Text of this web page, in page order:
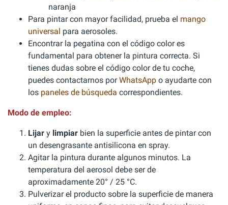
naranja
Para pintar con mayor facilidad, prueba el mango
universal para aerosoles.
Encontrar la pegatina con el código color es
fundamental para obtener la pintura correcta. Si
tienes dudas sobre el código color de tu coche,
puedes contactarnos porWhatsApp o ayudarte con
los paneles de búsqueda correspondientes.
Modo de empleo:
Lijar y limpiar bien la superficie antes de pintar con
un desengrasante antisilicona en spray.
Agitar la pintura durante algunos minutos. La
temperatura del aerosol debe ser de
aproximadamente 20° / 25 °C.
Pulverizar el producto sobre la superficie de manera